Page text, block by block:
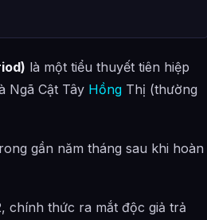
là một tiểu thuyết tiên hiệp
Ngã Cật Tây Hồng Thị (thường
gần năm tháng sau khi hoàn
chính thức ra mắt độc giả trả